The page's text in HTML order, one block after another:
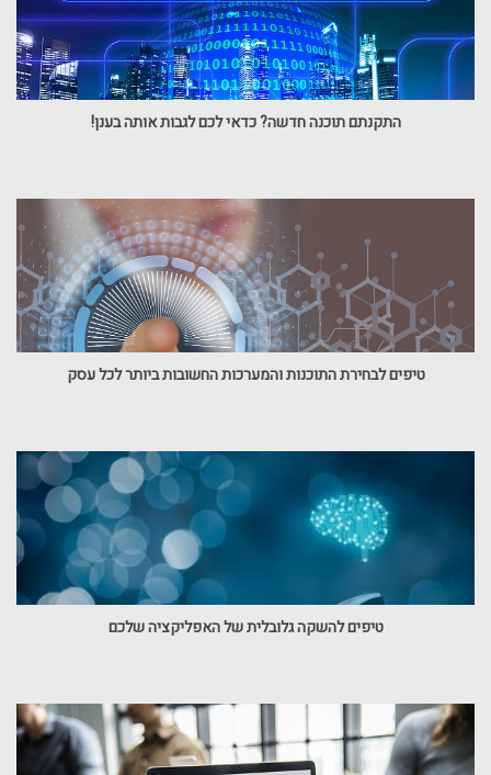
התקנתם תוכנה חדשה? כדאי לכם לגבות אותה בענן!
טיפים לבחירת התוכנות והמערכות החשובות ביותר לכל עסק
טיפים להשקה גלובלית של האפליקציה שלכם